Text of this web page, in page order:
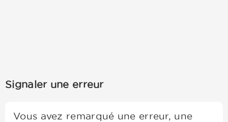
Signaler une erreur
Vous avez remarqué une erreur, une